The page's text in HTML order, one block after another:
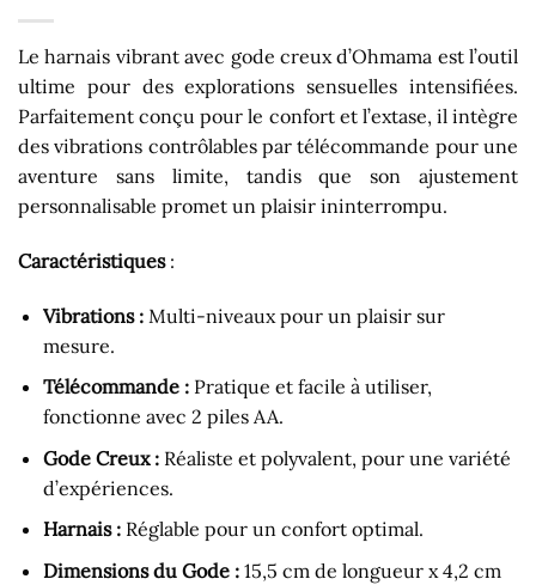
Le harnais vibrant avec gode creux d’Ohmama est l’outil
ultime pour des explorations sensuelles intensifiées.
Parfaitement conçu pour le confort et l’extase, il intègre
des vibrations contrôlables par télécommande pour une
aventure sans limite, tandis que son ajustement
personnalisable promet un plaisir ininterrompu.
Caractéristiques :
Vibrations :Multi-niveaux pour un plaisir sur
mesure.
Télécommande :Pratique et facile à utiliser,
fonctionne avec 2 piles AA.
Gode Creux :Réaliste et polyvalent, pour une variété
d’expériences.
Harnais :Réglable pour un confort optimal.
Dimensions du Gode :15,5 cm de longueur x 4,2 cm